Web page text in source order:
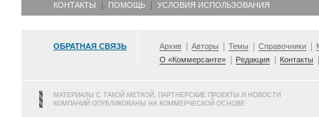
КОНТАКТЫ ПОМОЩЬ УСЛОВИЯ ИСПОЛЬЗОВАНИЯ
ОБРАТНАЯ СВЯЗЬ Архив Авторы Темы Справочники
О «Коммерсанте»
Редакция Контакты
МАТЕРИАЛЫ С ТАКОЙ МЕТКОЙ, ПАРТНЕРСКИЕ ПРОЕКТЫ И НОВОСТИ
КОМПАНИЙ ОПУБЛИКОВАНЫ НА КОММЕРЧЕСКОЙ ОСНОВЕ